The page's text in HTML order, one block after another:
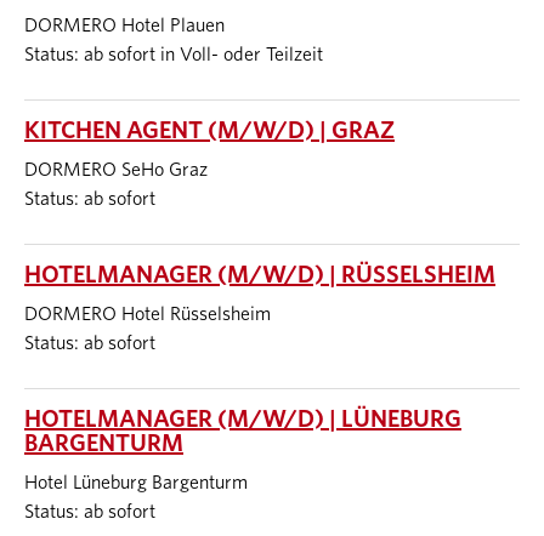
DORMERO Hotel Plauen
Status: ab sofort in Voll- oder Teilzeit
KITCHEN AGENT (M/W/D) | GRAZ
DORMERO SeHo Graz
Status: ab sofort
HOTELMANAGER (M/W/D) | RÜSSELSHEIM
DORMERO Hotel Rüsselsheim
Status: ab sofort
HOTELMANAGER (M/W/D) | LÜNEBURG
BARGENTURM
Hotel Lüneburg Bargenturm
Status: ab sofort